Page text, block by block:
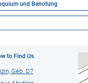
und Benotung
to Find Us
Geb. D7